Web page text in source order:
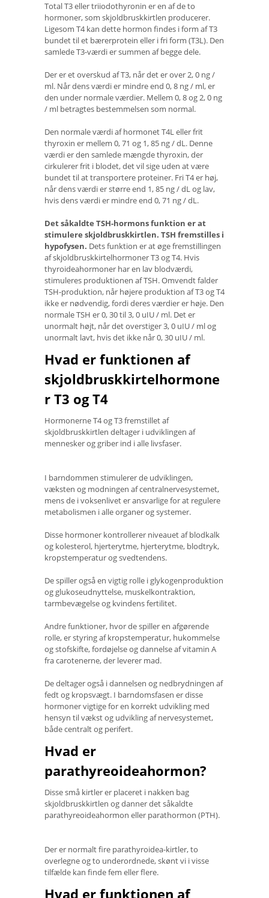
Total T3 eller triiodothyronin er en af ​​de to
hormoner, som skjoldbruskkirtlen producerer.
Ligesom T4 kan dette hormon findes i form af T3
bundet til et bærerprotein eller i fri form (T3L). Den
samlede T3-værdi er summen af ​​begge dele.
Der er et overskud af T3, når det er over 2, 0 ng /
ml. Når dens værdi er mindre end 0, 8 ng / ml, er
den under normale værdier. Mellem 0, 8 og 2, 0 ng
/ ml betragtes bestemmelsen som normal.
Den normale værdi af hormonet T4L eller frit
thyroxin er mellem 0, 71 og 1, 85 ng / dL. Denne
værdi er den samlede mængde thyroxin, der
cirkulerer frit i blodet, det vil sige uden at være
bundet til at transportere proteiner. Fri T4 er høj,
når dens værdi er større end 1, 85 ng / dL og lav,
hvis dens værdi er mindre end 0, 71 ng / dL.
Det såkaldte TSH-hormons funktion er at
stimulere skjoldbruskkirtlen. TSH fremstilles i
hypofysen. Dets funktion er at øge fremstillingen
af ​​skjoldbruskkirtelhormoner T3 og T4. Hvis
thyroideahormoner har en lav blodværdi,
stimuleres produktionen af ​​TSH. Omvendt falder
TSH-produktion, når højere produktion af T3 og T4
ikke er nødvendig, fordi deres værdier er høje. Den
normale TSH er 0, 30 til 3, 0 uIU / ml. Det er
unormalt højt, når det overstiger 3, 0 uIU / ml og
unormalt lavt, hvis det ikke når 0, 30 uIU / ml.
Hvad er funktionen af ​​
skjoldbruskkirtelhormone
r T3 og T4
Hormonerne T4 og T3 fremstillet af
skjoldbruskkirtlen deltager i udviklingen af ​​
mennesker og griber ind i alle livsfaser.
I barndommen stimulerer de udviklingen,
væksten og modningen af ​​centralnervesystemet,
mens de i voksenlivet er ansvarlige for at regulere
metabolismen i alle organer og systemer.
Disse hormoner kontrollerer niveauet af blodkalk
og kolesterol, hjerterytme, hjerterytme, blodtryk,
kropstemperatur og svedtendens.
De spiller også en vigtig rolle i glykogenproduktion
og glukoseudnyttelse, muskelkontraktion,
tarmbevægelse og kvindens fertilitet.
Andre funktioner, hvor de spiller en afgørende
rolle, er styring af kropstemperatur, hukommelse
og stofskifte, fordøjelse og dannelse af vitamin A
fra carotenerne, der leverer mad.
De deltager også i dannelsen og nedbrydningen af ​​
fedt og kropsvægt. I barndomsfasen er disse
hormoner vigtige for en korrekt udvikling med
hensyn til vækst og udvikling af nervesystemet,
både centralt og perifert.
Hvad er
parathyreoideahormon?
Disse små kirtler er placeret i nakken bag
skjoldbruskkirtlen og danner det såkaldte
parathyreoideahormon eller parathormon (PTH).
Der er normalt fire parathyroidea-kirtler, to
overlegne og to underordnede, skønt vi i visse
tilfælde kan finde fem eller flere.
Hvad er funktionen af ​​